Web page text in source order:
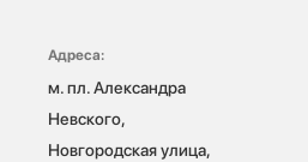
Адреса:
м. пл. Александра
Невского,
Новгородская улица,